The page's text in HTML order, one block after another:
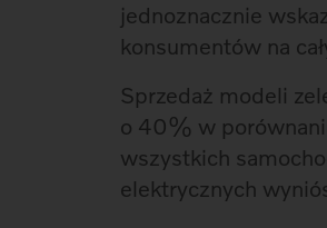
jednoznacznie
konsumentów na
Sprzedaż modeli
o 40% w
wszystkich
elektrycznych